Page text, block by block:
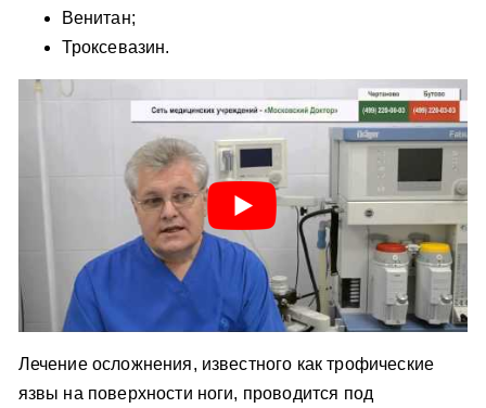
Венитан;
Троксевазин.
Лечение осложнения, известного как трофические
язвы на поверхности ноги, проводится под